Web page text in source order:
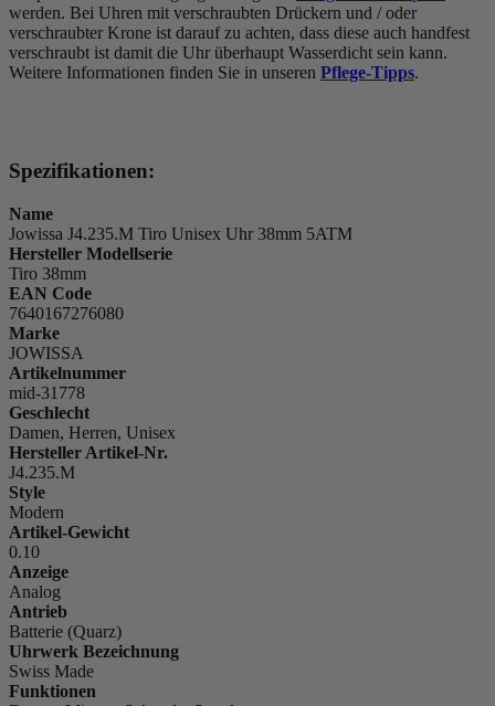
werden. Bei Uhren mit verschraubten Drückern und / oder
verschraubter Krone ist darauf zu achten, dass diese auch handfest
verschraubt ist damit die Uhr überhaupt Wasserdicht sein kann.
Weitere Informationen finden Sie in unseren Pflege-Tipps.
Spezifikationen:
Name
Jowissa J4.235.M Tiro Unisex Uhr 38mm 5ATM
Hersteller Modellserie
Tiro 38mm
EAN Code
7640167276080
Marke
JOWISSA
Artikelnummer
mid-31778
Geschlecht
Damen, Herren, Unisex
Hersteller Artikel-Nr.
J4.235.M
Style
Modern
Artikel-Gewicht
0.10
Anzeige
Analog
Antrieb
Batterie (Quarz)
Uhrwerk Bezeichnung
Swiss Made
Funktionen